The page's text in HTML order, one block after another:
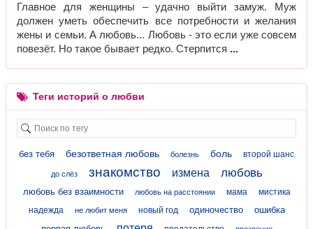
Главное для женщины – удачно выйти замуж. Муж
должен уметь обеспечить все потребности и желания
жены и семьи. А любовь... Любовь - это если уже совсем
повезёт. Но такое бывает редко. Стерпится
Теги историй о любви
без тебя безответная любовь болезнь боль второй шанс
до слёз знакомство измена любовь
любовь без взаимности любовь на расстоянии мама
мистика
надежда
не любит меня новый год одиночество
ошибка